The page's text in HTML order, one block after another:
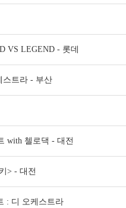
VS LEGEND - 롯데
스트라 - 부산
with 첼로댁 - 대전
> - 대전
: 디 오케스트라